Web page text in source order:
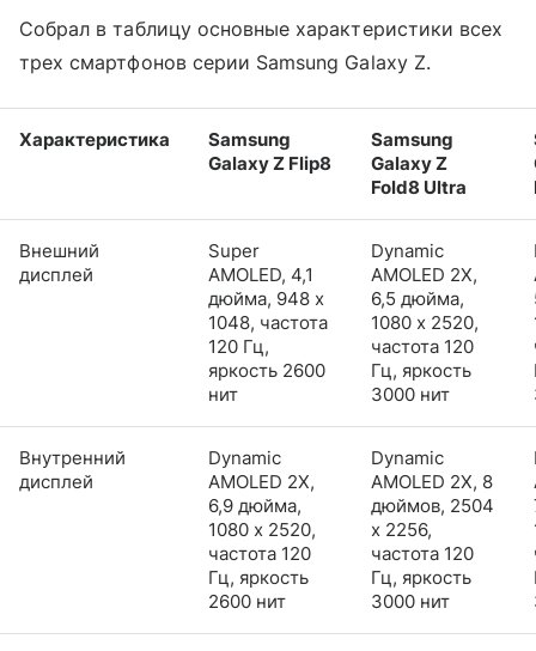
Собрал в таблицу основные характеристики всех
трех смартфонов серии Samsung Galaxy Z.
Характеристика
Samsung
Galaxy Z Flip8
Samsung
Galaxy Z
Fold8 Ultra
Внешний
дисплей
Super
AMOLED, 4,1
дюйма, 948 x
1048, частота
120 Гц,
яркость 2600
нит
Dynamic
AMOLED 2X,
6,5 дюйма,
1080 x 2520,
частота 120
Гц, яркость
3000 нит
Внутренний
дисплей
Dynamic
AMOLED 2X,
6,9 дюйма,
1080 x 2520,
частота 120
Гц, яркость
2600 нит
Dynamic
AMOLED 2X, 8
дюймов, 2504
x 2256,
частота 120
Гц, яркость
3000 нит